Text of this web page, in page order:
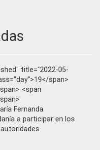
title="2022-05-
span>
<span
Fernanda
a participar en los